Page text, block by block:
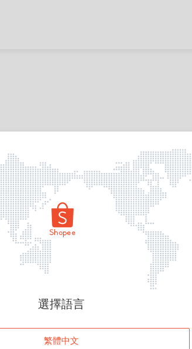
頁面無法顯示
登入
選擇語言
繁體中文